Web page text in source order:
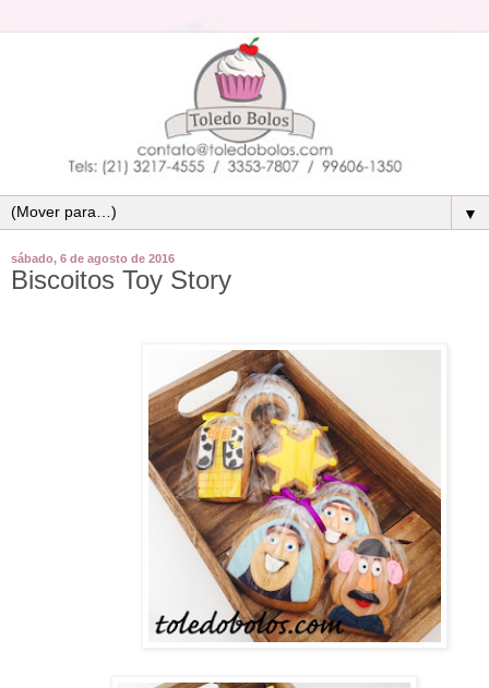
▼
sábado, 6 de agosto de 2016
Biscoitos Toy Story